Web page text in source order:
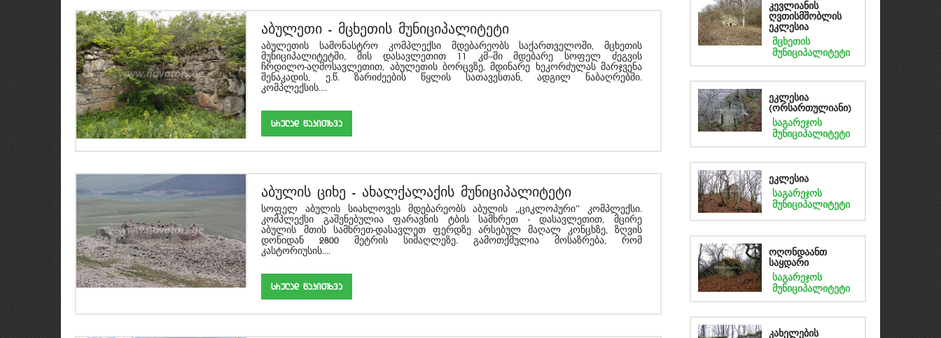
აბულეთი - მცხეთის მუნიციპალიტეტი
აბულეთის სამონასტრო კომპლექსი მდებარეობს საქართველოში, მცხეთის
მუნიციპალიტეტში, მის დასავლეთით 11 კმ–ში მდებარე სოფელ ძეგვის
ჩრდილო-აღმოსავლეთით, აბულეთის ბორცვზე, მდინარე ხეკორძულას მარჯვენა
შენაკადის, ე.წ. ზარიძეების წყლის სათავესთან, ადგილ ნაბაღრებში.
კომპლექსის....
srulad wakiTxva
აბულის ციხე - ახალქალაქის მუნიციპალიტეტი
სოფელ აბულის სიახლოვეს მდებარეობს აბულის „ციკლოპური“ კომპლექსი.
კომპლექსი გაშენებულია ფარავნის ტბის სამხრეთ - დასავლეთით, მცირე
აბულის მთის სამხრეთ-დასავლეთ ფერდზე არსებულ მაღალ კონცხზე, ზღვის
დონიდან 2800 მეტრის სიმაღლეზე. გამოთქმულია მოსაზრება, რომ
კასტორიუსის....
srulad wakiTxva
კევლიანის
ღვთისმშობლის
ეკლესია
მცხეთის
მუნიციპალიტეტი
ეკლესია
(ორსართულიანი)
საგარეჯოს
მუნიციპალიტეტი
ეკლესია
საგარეჯოს
მუნიციპალიტეტი
ოღონდაანთ
საყდარი
საგარეჯოს
მუნიციპალიტეტი
კახელების